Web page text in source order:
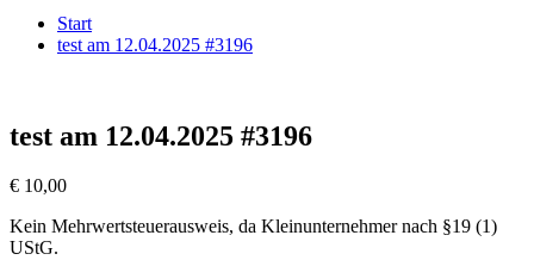
Start
test am 12.04.2025 #3196
test am 12.04.2025 #3196
€ 10,00
Kein Mehrwertsteuerausweis, da Kleinunternehmer nach §19 (1)
UStG.